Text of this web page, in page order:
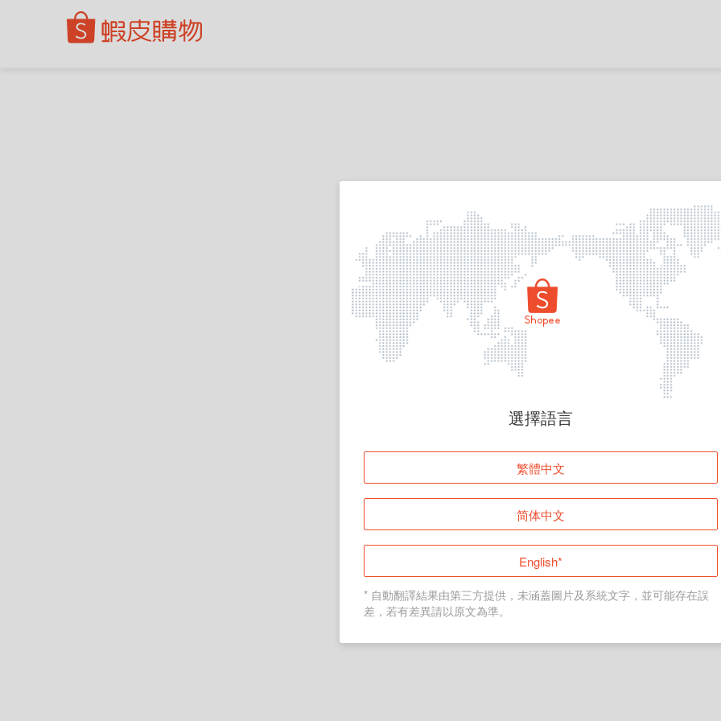
頁面無法顯示
登入
返回首頁
選擇語言
繁體中文
简体中文
English*
* 自動翻譯結果由第三方提供，未涵蓋圖片及系統文字，並可能存在誤
差，若有差異請以原文為準。